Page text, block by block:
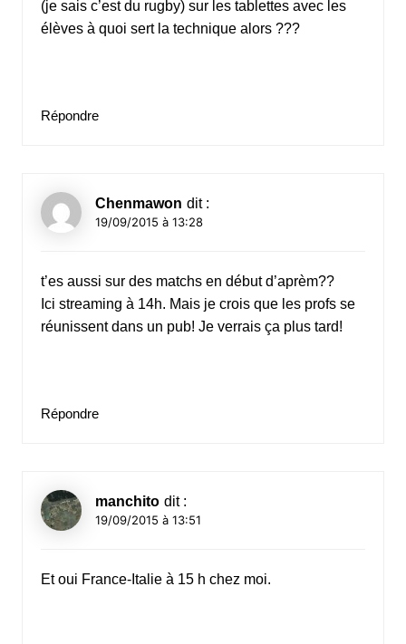
(je sais c’est du rugby) sur les tablettes avec les
élèves à quoi sert la technique alors ???
Répondre
Chenmawon dit :
19/09/2015 à 13:28
t’es aussi sur des matchs en début d’aprèm??
Ici streaming à 14h. Mais je crois que les profs se
réunissent dans un pub! Je verrais ça plus tard!
Répondre
manchito dit :
19/09/2015 à 13:51
Et oui France-Italie à 15 h chez moi.